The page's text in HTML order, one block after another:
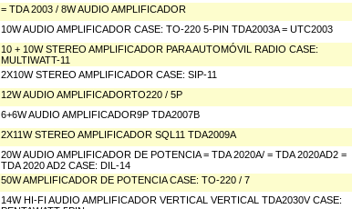
= TDA 2003 / 8W AUDIO AMPLIFICADOR
10W AUDIO AMPLIFICADOR CASE: TO-220 5-PIN TDA2003A = UTC2003
10 + 10W STEREO AMPLIFICADOR PARA AUTOMÓVIL RADIO CASE:
MULTIWATT-11
2X10W STEREO AMPLIFICADOR CASE: SIP-11
12W AUDIO AMPLIFICADORTO220 / 5P
6+6W AUDIO AMPLIFICADOR9P TDA2007B
2X11W STEREO AMPLIFICADOR SQL11 TDA2009A
20W AUDIO AMPLIFICADOR DE POTENCIA = TDA 2020A/ = TDA 2020AD2 =
TDA 2020 AD2 CASE: DIL-14
50W AMPLIFICADOR DE POTENCIA CASE: TO-220 / 7
14W HI-FI AUDIO AMPLIFICADOR VERTICAL VERTICAL TDA2030V CASE: